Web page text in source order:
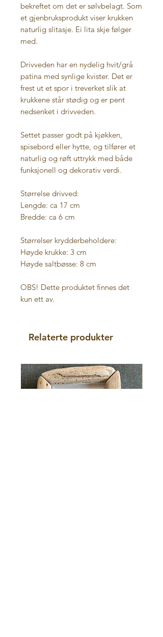
bekreftet om det er sølvbelagt. Som
et gjenbruksprodukt viser krukken
naturlig slitasje. Ei lita skje følger
med.
Drivveden har en nydelig hvit/grå
patina med synlige kvister. Det er
frest ut et spor i treverket slik at
krukkene står stødig og er pent
nedsenket i drivveden.
Settet passer godt på kjøkken,
spisebord eller hytte, og tilfører et
naturlig og røft uttrykk med både
funksjonell og dekorativ verdi.
Størrelse drivved:
Lengde: ca 17 cm
Bredde: ca 6 cm
Størrelser krydderbeholdere:
Høyde krukke: 3 cm
Høyde saltbøsse: 8 cm
OBS! Dette produktet finnes det
kun ett av.
Relaterte produkter